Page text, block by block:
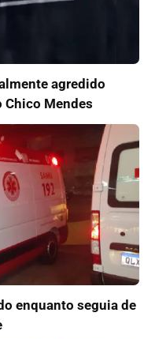
agredido
Chico Mendes
enquanto seguia de